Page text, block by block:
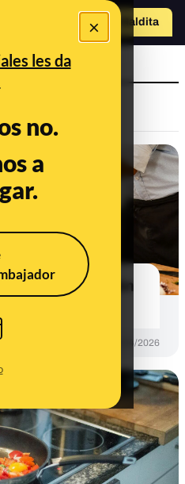
×
les da
no.
a
Hazte Maldito
a
cocinas también
16/04/2026